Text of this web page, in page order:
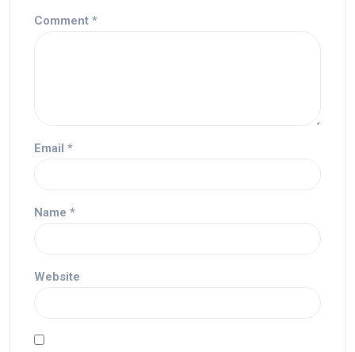
Comment *
Email *
Name *
Website